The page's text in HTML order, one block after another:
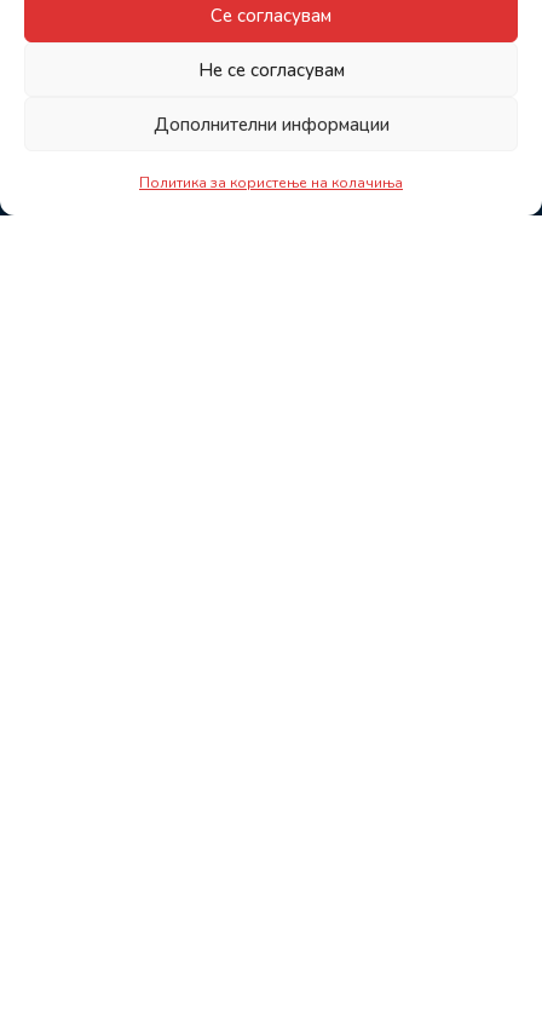
Се согласувам
Не се согласувам
Дополнителни информации
Политика за користење на колачиња